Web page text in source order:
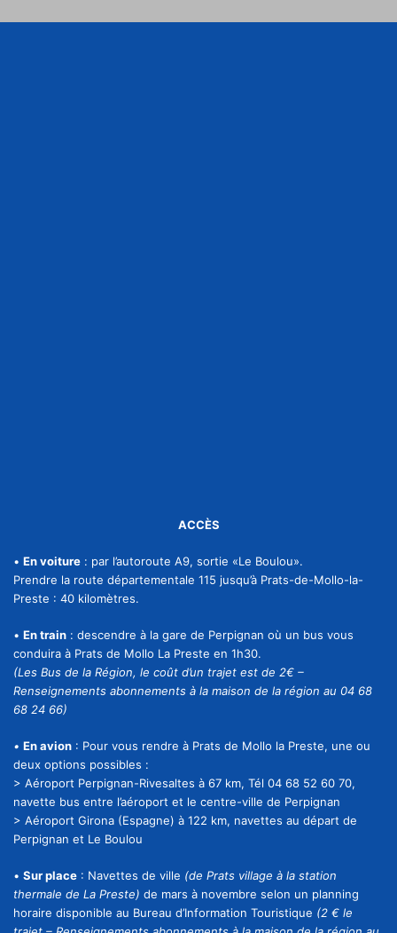
ACCÈS
• En voiture : par l’autoroute A9, sortie «Le Boulou».
Prendre la route départementale 115 jusqu’à Prats-de-Mollo-la-
Preste : 40 kilomètres.
• En train : descendre à la gare de Perpignan où un bus vous
conduira à Prats de Mollo La Preste en 1h30.
(Les Bus de la Région, le coût d’un trajet est de 2€ –
Renseignements abonnements à la maison de la région au 04 68
68 24 66)
• En avion : Pour vous rendre à Prats de Mollo la Preste, une ou
deux options possibles :
> Aéroport Perpignan-Rivesaltes à 67 km, Tél 04 68 52 60 70,
navette bus entre l’aéroport et le centre-ville de Perpignan
> Aéroport Girona (Espagne) à 122 km, navettes au départ de
Perpignan et Le Boulou
• Sur place : Navettes de ville (de Prats village à la station
thermale de La Preste) de mars à novembre selon un planning
horaire disponible au Bureau d’Information Touristique (2 € le